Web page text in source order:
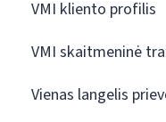
VMI kliento profilis
VMI skaitmeninė
Vienas langelis